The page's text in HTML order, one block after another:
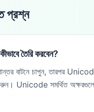
প্রশ্ন
তৈরি করবেন?
বাটনে চাপুন, তারপর
Unicode সমর্থিত